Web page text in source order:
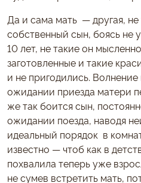
Да и сама мать — другая, не
собственный сын, боясь не
10 лет, не такие он
заготовленные и такие
и не пригодились. Волнение
ожидании приезда матери
же так боится сын,
ожидании поезда, наводя
идеальный порядок в
известно — чтоб как в
похвалила теперь уже
не сумев встретить мать,